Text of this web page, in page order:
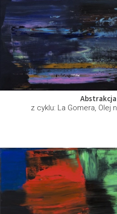
z cyklu: La Gomera, Olej